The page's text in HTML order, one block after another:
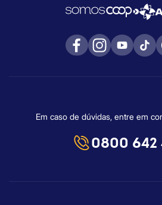
Em caso de dúvidas, entre em
0800 642